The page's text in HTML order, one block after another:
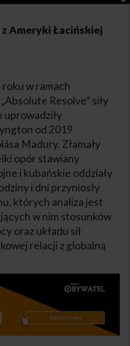
Ameryki Łacińskiej
w ramach
Resolve” siły
uprowadziły
od 2019
Madury. Złamały
opór stawiany
i kubańskie oddziały
i dni przyniosły
których analiza jest
w nim stosunków
oraz układu sił
relacji z globalną